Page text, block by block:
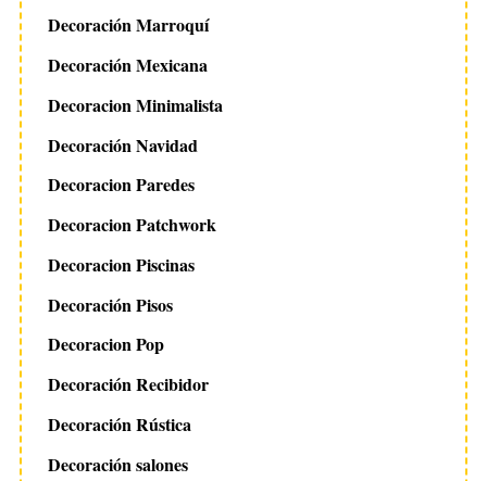
Decoración Marroquí
Decoración Mexicana
Decoracion Minimalista
Decoración Navidad
Decoracion Paredes
Decoracion Patchwork
Decoracion Piscinas
Decoración Pisos
Decoracion Pop
Decoración Recibidor
Decoración Rústica
Decoración salones